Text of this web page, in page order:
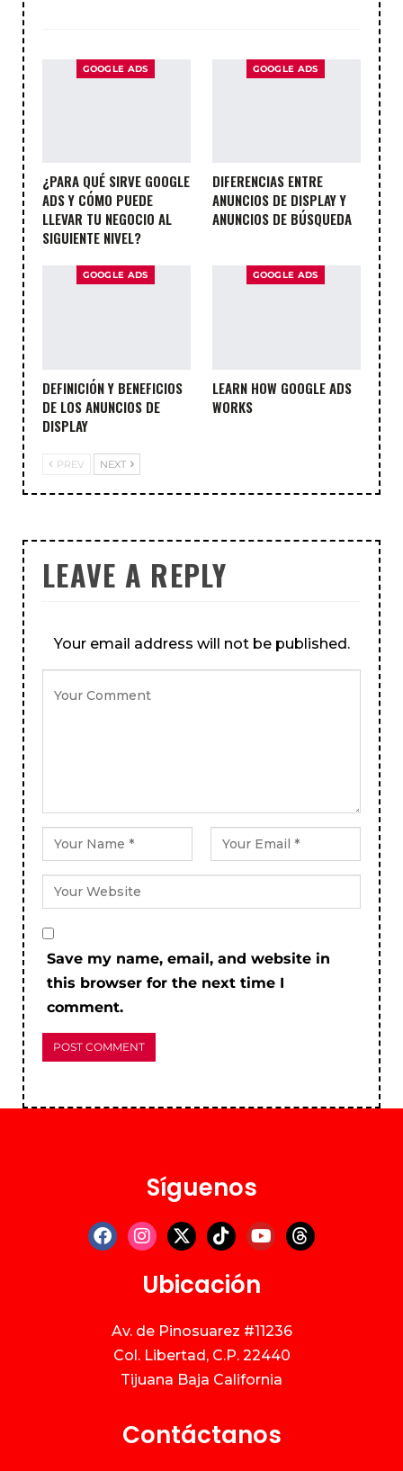
GOOGLE ADS
¿PARA QUÉ SIRVE GOOGLE
ADS Y CÓMO PUEDE
LLEVAR TU NEGOCIO AL
SIGUIENTE NIVEL?
GOOGLE ADS
DIFERENCIAS ENTRE
ANUNCIOS DE DISPLAY Y
ANUNCIOS DE BÚSQUEDA
GOOGLE ADS
DEFINICIÓN Y BENEFICIOS
DE LOS ANUNCIOS DE
DISPLAY
GOOGLE ADS
LEARN HOW GOOGLE ADS
WORKS
PREV NEXT
LEAVE A REPLY
Your email address will not be published.
Save my name, email, and website in
this browser for the next time I
comment.
Síguenos
Ubicación
Av. de Pinosuarez #11236
Col. Libertad, C.P. 22440
Tijuana Baja California
Contáctanos